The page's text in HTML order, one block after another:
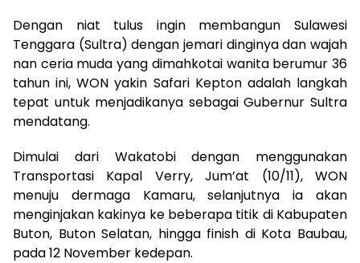
Dengan niat tulus ingin membangun Sulawesi
Tenggara (Sultra) dengan jemari dinginya dan wajah
nan ceria muda yang dimahkotai wanita berumur 36
tahun ini, WON yakin Safari Kepton adalah langkah
tepat untuk menjadikanya sebagai Gubernur Sultra
mendatang.
Dimulai dari Wakatobi dengan menggunakan
Transportasi Kapal Verry, Jum’at (10/11), WON
menuju dermaga Kamaru, selanjutnya ia akan
menginjakan kakinya ke beberapa titik di Kabupaten
Buton, Buton Selatan, hingga finish di Kota Baubau,
pada 12 November kedepan.